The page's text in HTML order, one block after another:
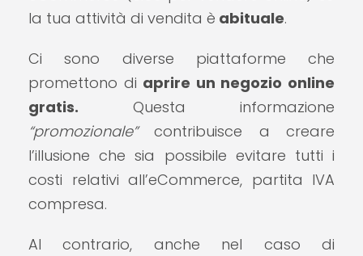
la tua attività di vendita è abituale.
Ci sono diverse piattaforme che
promettono di aprire un negozio online
gratis. Questa informazione
“promozionale”contribuisce a creare
l’illusione che sia possibile evitare tutti i
costi relativi all’eCommerce, partita IVA
compresa.
Al contrario, anche nel caso di